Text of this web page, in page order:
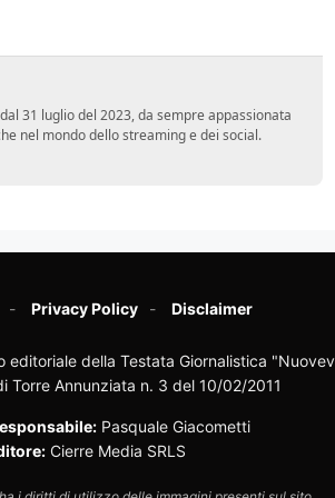
31 luglio del 2023, da sempre appassionata
nel mondo dello streaming e dei social.
Privacy Policy Disclaimer
editoriale della Testata Giornalistica
Torre Annunziata n. 3 del 10/02/2011
Pasquale Giacometti
Cierre Media SRLS